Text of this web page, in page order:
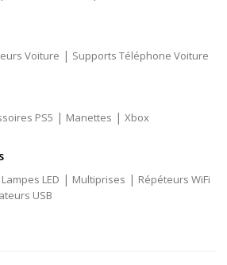
Voiture | Supports Téléphone Voiture
PS5 | Manettes | Xbox
Lampes LED | Multiprises | Répéteurs WiFi
USB